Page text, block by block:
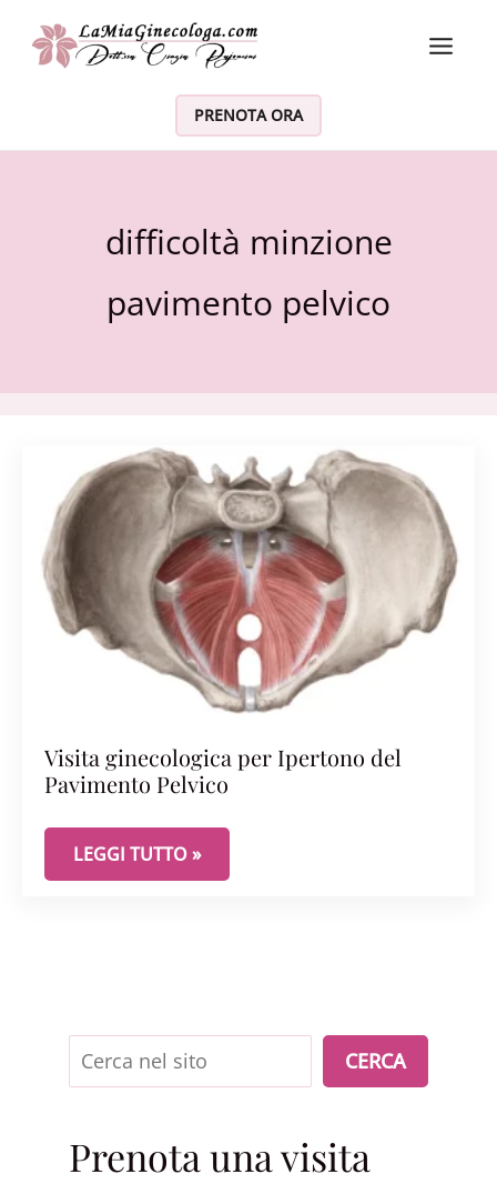
Vai al contenuto
PRENOTA ORA
difficoltà minzione
pavimento pelvico
Visita ginecologica per Ipertono del
Pavimento Pelvico
VISITA GINECOLOGICA PER IPERTONO DEL
LEGGI TUTTO »
Cerca CERCA
Prenota una visita